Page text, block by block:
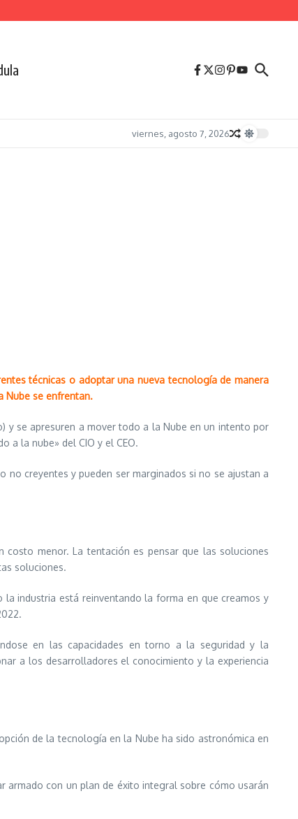
viernes, agosto 7, 2026
técnicas o adoptar una nueva tecnología de manera
Nube se enfrentan.
y se apresuren a mover todo a la Nube en un intento por
a la nube» del CIO y el CEO.
no creyentes y pueden ser marginados si no se ajustan a
menor. La tentación es pensar que las soluciones
soluciones.
industria está reinventando la forma en que creamos y
en las capacidades en torno a la seguridad y la
a los desarrolladores el conocimiento y la experiencia
de la tecnología en la Nube ha sido astronómica en
armado con un plan de éxito integral sobre cómo usarán